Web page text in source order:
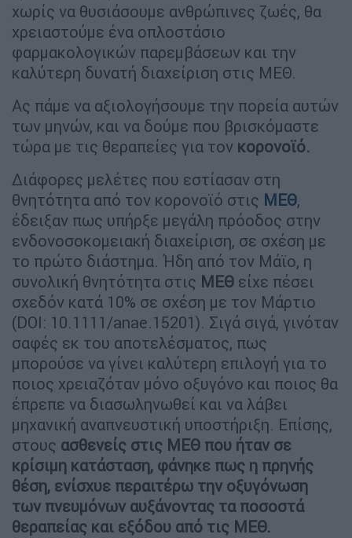
χωρίς να θυσιάσουμε ανθρώπινες ζωές, θα
χρειαστούμε ένα οπλοστάσιο
φαρμακολογικών παρεμβάσεων και την
καλύτερη δυνατή διαχείριση στις ΜΕΘ.
Ας πάμε να αξιολογήσουμε την πορεία αυτών
των μηνών, και να δούμε που βρισκόμαστε
τώρα με τις θεραπείες για τον κορονοϊό.
Διάφορες μελέτες που εστίασαν στη
θνητότητα από τον κορονοϊό στις ΜΕΘ,
έδειξαν πως υπήρξε μεγάλη πρόοδος στην
ενδονοσοκομειακή διαχείριση, σε σχέση με
το πρώτο διάστημα. Ήδη από τον Μάϊο, η
συνολική θνητότητα στις ΜΕΘ είχε πέσει
σχεδόν κατά 10% σε σχέση με τον Μάρτιο
(DOI: 10.1111/anae.15201). Σιγά σιγά, γινόταν
σαφές εκ του αποτελέσματος, πως
μπορούσε να γίνει καλύτερη επιλογή για το
ποιος χρειαζόταν μόνο οξυγόνο και ποιος θα
έπρεπε να διασωληνωθεί και να λάβει
μηχανική αναπνευστική υποστήριξη. Επίσης,
στους ασθενείς στις ΜΕΘ που ήταν σε
κρίσιμη κατάσταση, φάνηκε πως η πρηνής
θέση, ενίσχυε περαιτέρω την οξυγόνωση
των πνευμόνων αυξάνοντας τα ποσοστά
θεραπείας και εξόδου από τις ΜΕΘ.